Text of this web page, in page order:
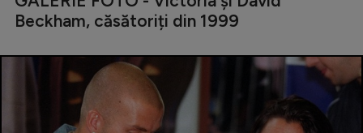
Beckham, căsătoriți din 1999